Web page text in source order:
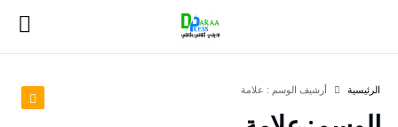
‫الرئيسية‬ ‫أرشيف الوسم :‬ علامة